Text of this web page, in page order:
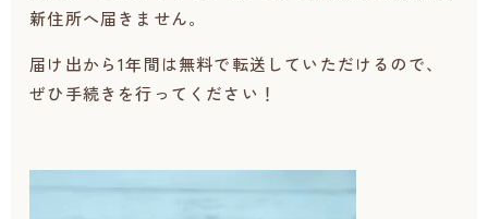
新住所へ届きません。
届け出から1年間は無料で転送していただけるので、
ぜひ手続きを行ってください！